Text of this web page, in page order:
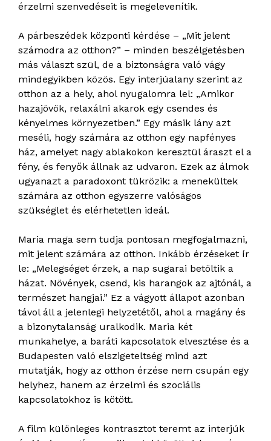
érzelmi szenvedéseit is megelevenítik.
A párbeszédek központi kérdése – „Mit jelent
számodra az otthon?” – minden beszélgetésben
más választ szül, de a biztonságra való vágy
mindegyikben közös. Egy interjúalany szerint az
otthon az a hely, ahol nyugalomra lel: „Amikor
hazajövök, relaxálni akarok egy csendes és
kényelmes környezetben.” Egy másik lány azt
meséli, hogy számára az otthon egy napfényes
ház, amelyet nagy ablakokon keresztül áraszt el a
fény, és fenyők állnak az udvaron. Ezek az álmok
ugyanazt a paradoxont tükrözik: a menekültek
számára az otthon egyszerre valóságos
szükséglet és elérhetetlen ideál.
Maria maga sem tudja pontosan megfogalmazni,
mit jelent számára az otthon. Inkább érzéseket ír
le: „Melegséget érzek, a nap sugarai betöltik a
házat. Növények, csend, kis harangok az ajtónál, a
természet hangjai.” Ez a vágyott állapot azonban
távol áll a jelenlegi helyzetétől, ahol a magány és
a bizonytalanság uralkodik. Maria két
munkahelye, a baráti kapcsolatok elvesztése és a
Budapesten való elszigeteltség mind azt
mutatják, hogy az otthon érzése nem csupán egy
helyhez, hanem az érzelmi és szociális
kapcsolatokhoz is kötött.
A film különleges kontrasztot teremt az interjúk